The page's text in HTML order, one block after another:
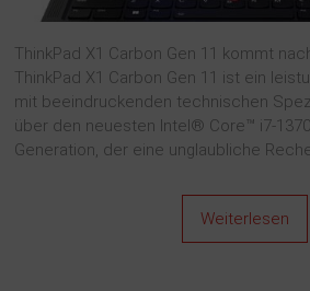
ThinkPad X1 Carbon Gen 11 kommt
ThinkPad X1 Carbon Gen 11 ist ein
mit beeindruckenden technischen
über den neuesten Intel® Core™ i7-
Generation, der eine unglaubliche
Weiterlesen